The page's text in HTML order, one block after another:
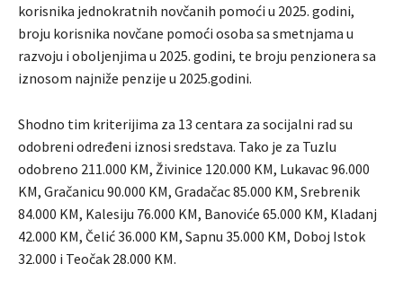
korisnika jednokratnih novčanih pomoći u 2025. godini,
broju korisnika novčane pomoći osoba sa smetnjama u
razvoju i oboljenjima u 2025. godini, te broju penzionera sa
iznosom najniže penzije u 2025.godini.
Shodno tim kriterijima za 13 centara za socijalni rad su
odobreni određeni iznosi sredstava. Tako je za Tuzlu
odobreno 211.000 KM, Živinice 120.000 KM, Lukavac 96.000
KM, Gračanicu 90.000 KM, Gradačac 85.000 KM, Srebrenik
84.000 KM, Kalesiju 76.000 KM, Banoviće 65.000 KM, Kladanj
42.000 KM, Čelić 36.000 KM, Sapnu 35.000 KM, Doboj Istok
32.000 i Teočak 28.000 KM.